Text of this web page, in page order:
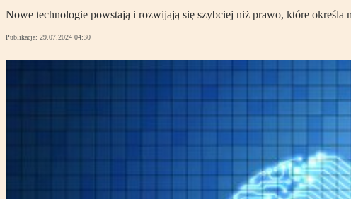
Nowe technologie powstają i rozwijają się szybciej niż prawo, które
Publikacja: 29.07.2024 04:30